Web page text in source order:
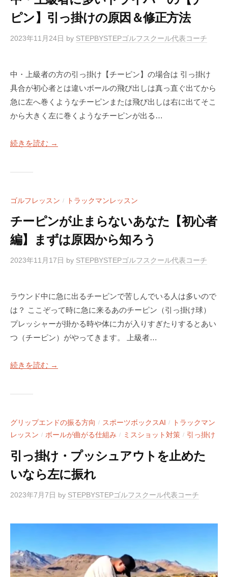
ク
ー
ル
ピン】引っ掛けの原因＆修正方法
2023年11月24日 by STEPBYSTEPゴルフスクール代表コーチ
中・上級者の方の引っ掛け【チーピン】の場合は 引っ掛け
具合が初心者とは違いボールの飛び出しは真っ直ぐ出てから
急に左へ巻くようなチーピンまたは飛び出しは右に出てそこ
から大きく左に巻くようなチーピンが出る…
続きを読む →
ゴルフレッスン / トラックマンレッスン
チーピンが止まらないあなた【初心者
編】まずは原因から知ろう
2023年11月17日 by STEPBYSTEPゴルフスクール代表コーチ
ラウンド中に急に出るチーピンで苦しんでいる人は多いので
は？ ここぞって時に急に来るあのチーピン（引っ掛け球）
プレッシャーが掛かる時や体に力が入りすぎたりするとあい
つ（チーピン）がやってきます。 上級者…
続きを読む →
グリップエンドの振る方向 / スポーツボックスAI /
トラックマン
レッスン / ボールが曲がる仕組み / ミスショット対策 / 引っ掛け
引っ掛け・プッシュアウトを止めた
いなら左に振れ
2023年7月7日 by STEPBYSTEPゴルフスクール代表コーチ